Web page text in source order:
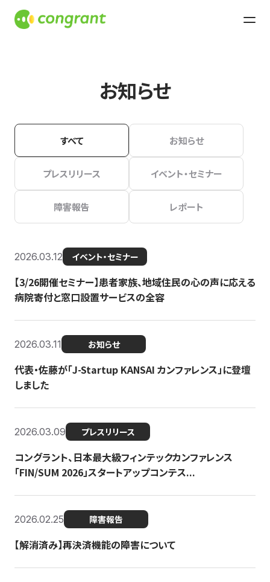
お知らせ
すべて お知らせ
プレスリリース イベント・セミナー
障害報告 レポート
2026.03.12 イベント・セミナー
【3/26開催セミナー】患者家族、地域住民の心の声に応える
病院寄付と窓口設置サービスの全容
2026.03.11 お知らせ
代表・佐藤が「J-Startup KANSAI カンファレンス」に登壇
しました
2026.03.09 プレスリリース
コングラント、日本最大級フィンテックカンファレンス
「FIN/SUM 2026」スタートアップコンテス...
2026.02.25 障害報告
【解消済み】再決済機能の障害について